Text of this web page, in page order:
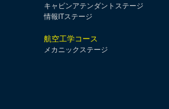
キャビンアテンダントステージ
情報ITステージ
航空工学コース
メカニックステージ